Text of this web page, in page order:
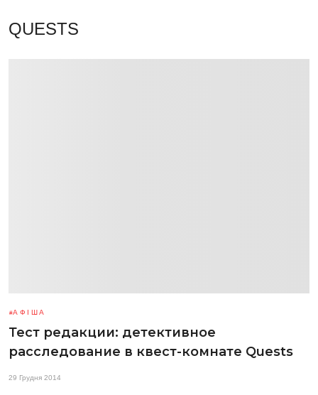
QUESTS
АФІША
Тест редакции: детективное
расследование в квест-комнате Quests
29 Грудня 2014